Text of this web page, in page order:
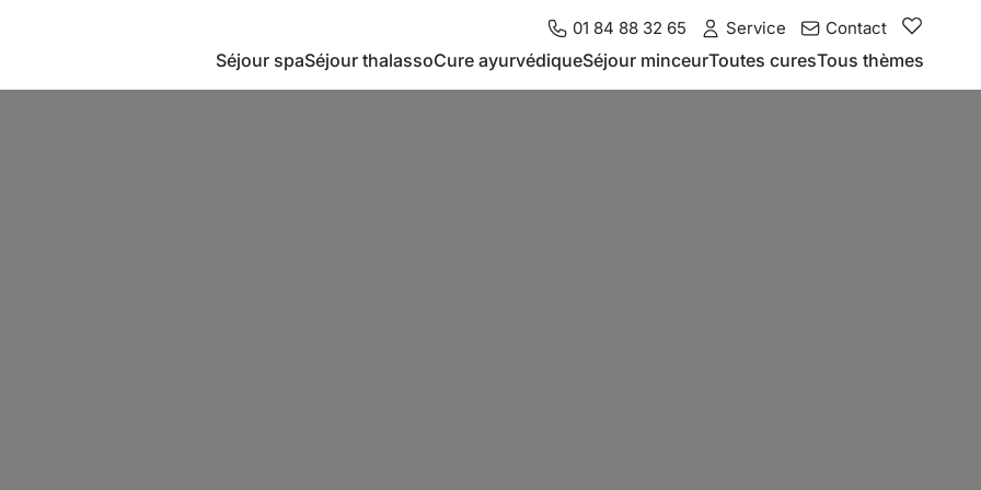
01 84 88 32 65 Service Contact
Séjour spaSéjour thalassoCure ayurvédiqueSéjour minceurToutes curesTous thèmes